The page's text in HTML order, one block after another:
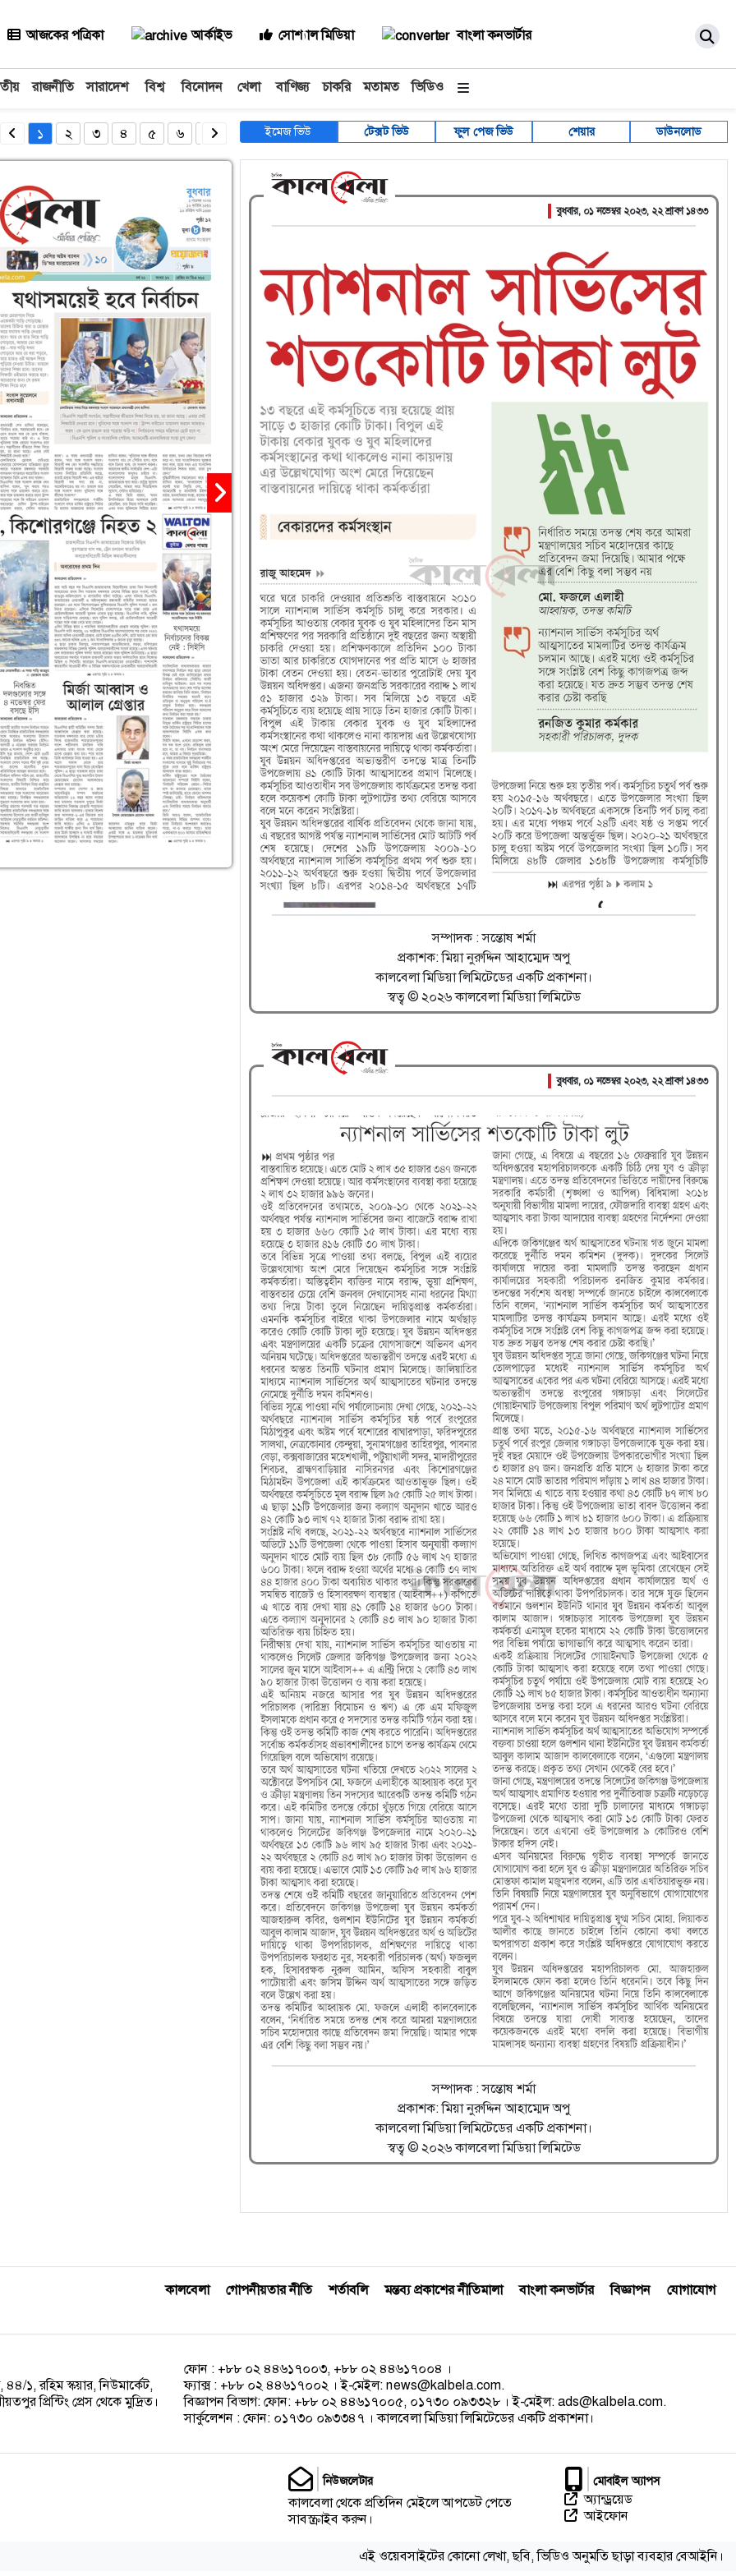
আজকের পত্রিকা আর্কাইভ সোশ্যাল মিডিয়া বাংলা কনভার্টার
রাজনীতি সারাদেশ বিশ্ব বিনোদন খেলা বাণিজ্য চাকরি মতামত ভিডিও
১ ২ ৩ ৪ ৫ ৬ ৭ ৯ ১০
ইমেজ ভিউ টেক্সট ভিউ ফুল পেজ ভিউ শেয়ার ডাউনলোড
বুধবার, ০১ নভেম্বর ২০২৩, ২২ শ্রাবণ ১৪৩৩
সম্পাদক : সন্তোষ শর্মা
প্রকাশক: মিয়া নুরুদ্দিন আহাম্মেদ অপু
কালবেলা মিডিয়া লিমিটেডের একটি প্রকাশনা।
স্বত্ব © ২০২৬ কালবেলা মিডিয়া লিমিটেড
বুধবার, ০১ নভেম্বর ২০২৩, ২২ শ্রাবণ ১৪৩৩
সম্পাদক : সন্তোষ শর্মা
প্রকাশক: মিয়া নুরুদ্দিন আহাম্মেদ অপু
কালবেলা মিডিয়া লিমিটেডের একটি প্রকাশনা।
স্বত্ব © ২০২৬ কালবেলা মিডিয়া লিমিটেড
কালবেলা গোপনীয়তার নীতি শর্তাবলি মন্তব্য প্রকাশের নীতিমালা বাংলা কনভার্টার বিজ্ঞাপন যোগাযোগ
৪৪/১, রহিম স্কয়ার, নিউমার্কেট,
প্রিন্টিং প্রেস থেকে মুদ্রিত।
ফোন : +৮৮ ০২ ৪৪৬১৭০০৩, +৮৮ ০২ ৪৪৬১৭০০৪ ।
ফ্যাক্স : +৮৮ ০২ ৪৪৬১৭০০২ । ই-মেইল:news@kalbela.com.
বিজ্ঞাপন বিভাগ: ফোন: +৮৮ ০২ ৪৪৬১৭০০৫, ০১৭৩০ ০৯৩৩২৮ । ই-মেইল:ads@kalbela.com.
সার্কুলেশন : ফোন: ০১৭৩০ ০৯৩৩৪৭ । কালবেলা মিডিয়া লিমিটেডের একটি প্রকাশনা।
নিউজলেটার
কালবেলা থেকে প্রতিদিন মেইলে আপডেট পেতে
সাবস্ক্রাইব করুন।
মোবাইল অ্যাপস
অ্যান্ড্রয়েড
আইফোন
এই ওয়েবসাইটের কোনো লেখা, ছবি, ভিডিও অনুমতি ছাড়া ব্যবহার বেআইনি।